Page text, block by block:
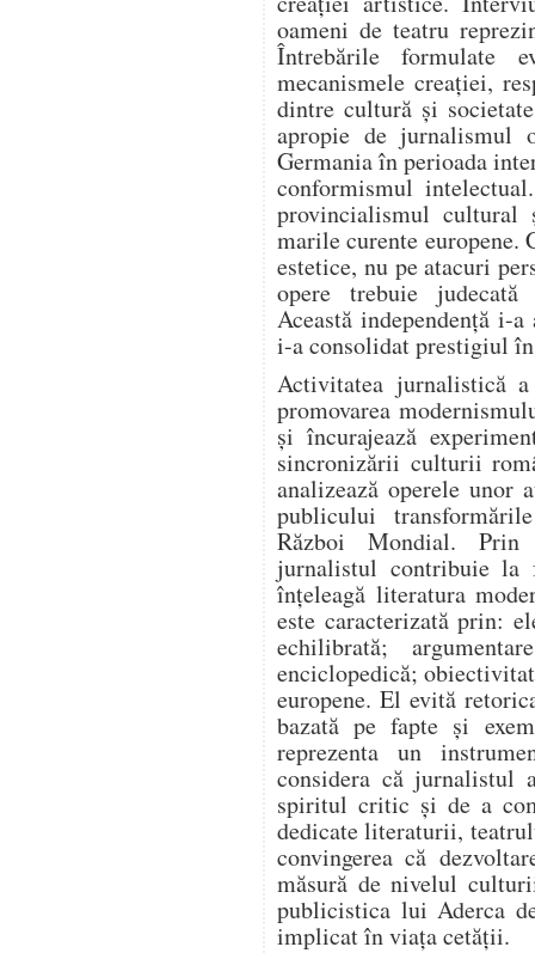
oameni de teatru
Întrebările formulate
mecanismele creației,
dintre cultură și
apropie de jurnalismul
Germania în perioada
conformismul
provincialismul
marile curente europene.
estetice, nu pe atacuri
opere trebuie
Această independență i-
i-a consolidat prestigiul
Activitatea jurnalistică
promovarea
și încurajează
sincronizării culturii
analizează operele unor
publicului
Război Mondial. Prin
jurnalistul contribuie la
înțeleagă literatura
este caracterizată prin:
echilibrată;
enciclopedică;
europene. El evită
bazată pe fapte și
reprezenta un
considera că jurnalistul
spiritul critic și de a
dedicate literaturii,
convingerea că
măsură de nivelul
publicistica lui Aderca
implicat în viața cetății.